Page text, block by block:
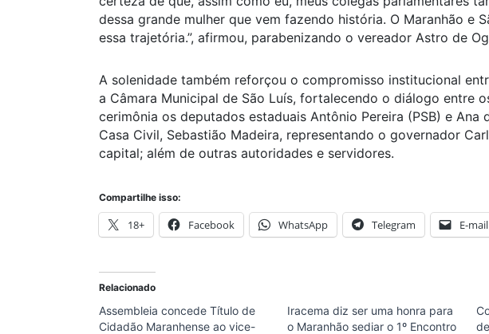
dessa grande mulher que vem fazendo história. O Maranhão e
essa trajetória.”, afirmou, parabenizando o vereador Astro de
A solenidade também reforçou o compromisso institucional
a Câmara Municipal de São Luís, fortalecendo o diálogo entre
cerimônia os deputados estaduais Antônio Pereira (PSB) e Ana
Casa Civil, Sebastião Madeira, representando o governador
capital; além de outras autoridades e servidores.
Compartilhe isso:
18+ Facebook WhatsApp Telegram E-mail
Relacionado
Assembleia concede Título de
Cidadão Maranhense ao vice-
Iracema diz ser uma honra para
o Maranhão sediar o 1º Encontro